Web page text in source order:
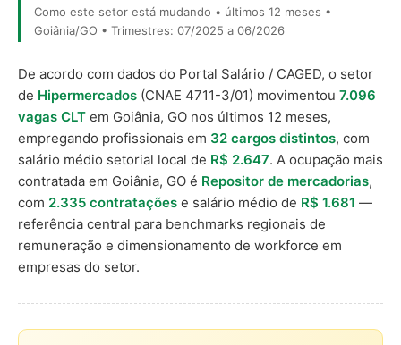
Como este setor está mudando • últimos 12 meses •
Goiânia/GO • Trimestres: 07/2025 a 06/2026
De acordo com dados do Portal Salário / CAGED, o setor
de Hipermercados (CNAE 4711-3/01) movimentou 7.096
vagas CLT em Goiânia, GO nos últimos 12 meses,
empregando profissionais em 32 cargos distintos, com
salário médio setorial local de R$ 2.647. A ocupação mais
contratada em Goiânia, GO é Repositor de mercadorias,
com 2.335 contratações e salário médio de R$ 1.681 —
referência central para benchmarks regionais de
remuneração e dimensionamento de workforce em
empresas do setor.